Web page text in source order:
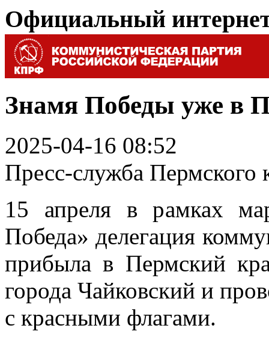
Официальный
Знамя Победы уже в
2025-04-16 08:52
Пресс-служба
15 апреля в рамках
Победа» делегация
прибыла в Пермский
города Чайковский и
с красными флагами.